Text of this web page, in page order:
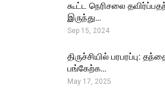
கூட்ட நெரிசலை
இருந்து…
Sep 15, 2024
திருச்சியில் பரபரப்பு:
பங்கேற்க…
May 17, 2025